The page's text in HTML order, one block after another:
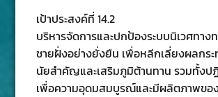
เป้าประสงค์ที่ 14.2
บริหารจัดการและปกป้องระบบนิเวศทางท
ชายฝั่งอย่างยั่งยืน เพื่อหลีกเลี่ยงผลกร
นัยสําคัญและเสริมภูมิต้านทาน รวมทั้ง
เพื่อความอุดมสมบูรณ์และมีผลิตภาพขอ